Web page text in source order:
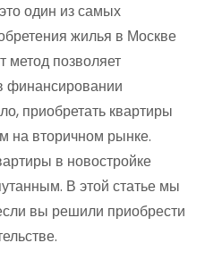
один из самых
жилья в Москве
метод позволяет
финансировании
приобретать квартиры
на вторичном рынке.
в новостройке
В этой статье мы
вы решили приобрести